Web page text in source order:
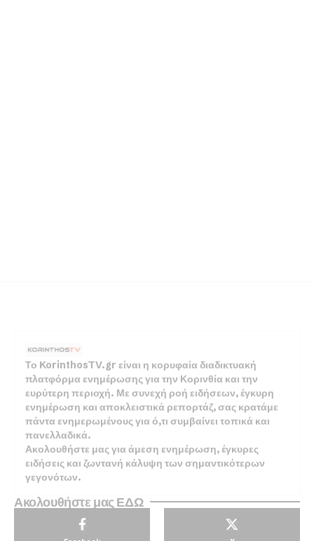
Το KorinthosTV.gr είναι η κορυφαία διαδικτυακή
πλατφόρμα ενημέρωσης για την Κορινθία και την
ευρύτερη περιοχή. Με συνεχή ροή ειδήσεων, έγκυρη
ενημέρωση και αποκλειστικά ρεπορτάζ, σας κρατάμε
πάντα ενημερωμένους για ό,τι συμβαίνει τοπικά και
πανελλαδικά.
Ακολουθήστε μας για άμεση ενημέρωση, έγκυρες
ειδήσεις και ζωντανή κάλυψη των σημαντικότερων
γεγονότων.
Ακολουθήστε μας ΕΔΩ